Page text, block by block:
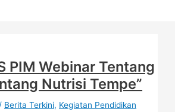
PIM Webinar Tentang
Nutrisi Tempe”
/ Berita Terkini, Kegiatan Pendidikan